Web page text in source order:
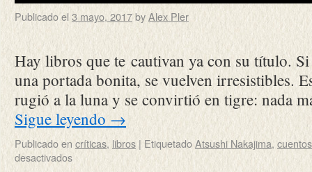
Publicado el 3 mayo, 2017byAlex Pler
Hay libros que te cautivan ya con su título. Si
una portada bonita, se vuelven irresistibles.
rugió a la luna y se convirtió en tigre: nada
Sigue leyendo →
Publicado en críticas, libros | EtiquetadoAtsushi Nakajima, cuentos
desactivados